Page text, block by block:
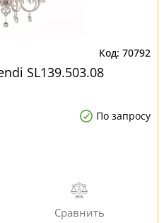
70792
SL139.503.08
По запросу